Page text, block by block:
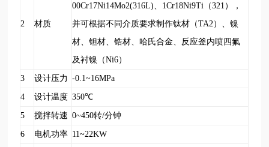
2 材质
00Cr17Ni14Mo2(316L)、1Cr18Ni9Ti（321），
并可根据不同介质要求制作钛材（TA2）、镍
材、钽材、锆材、哈氏合金、反应釜内喷四氟
及衬镍（Ni6）
3 设计压力 -0.1~16MPa
4 设计温度 350℃
5 搅拌转速 0~450转/分钟
6 电机功率 11~22KW